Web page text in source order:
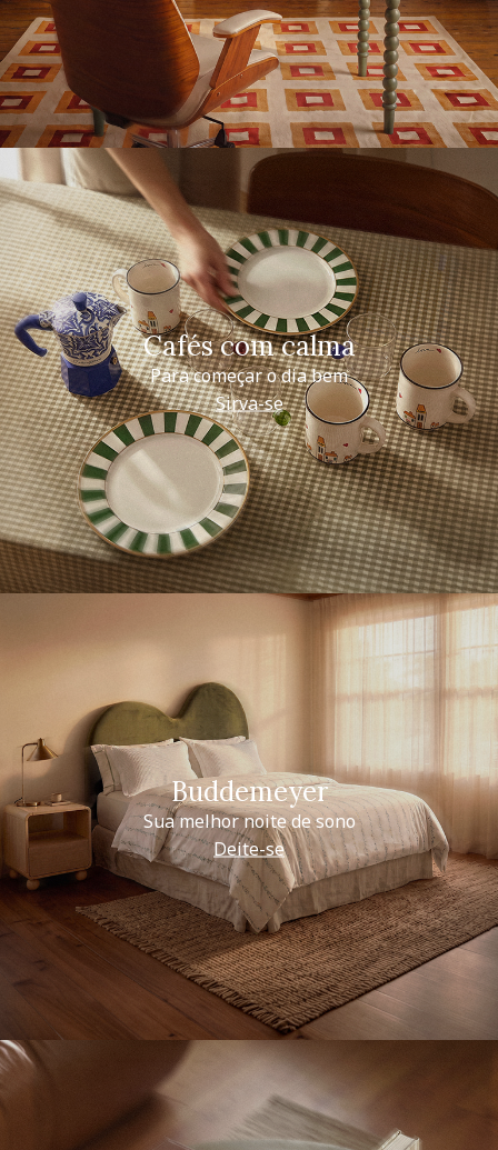
Cafés com calma
Para começar o dia bem
Sirva-se
Buddemeyer
Sua melhor noite de sono
Deite-se